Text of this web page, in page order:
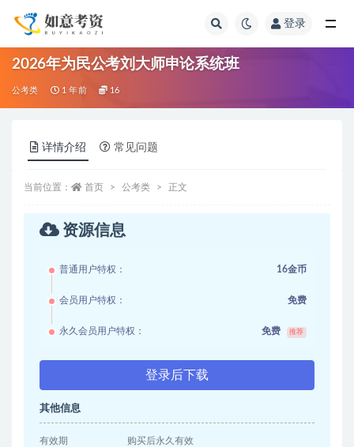
登录
2026年为民公考刘大师申论系统班
公考类 1 年前 16
详情介绍 常见问题
当前位置： 首页 公考类 正文
资源信息
普通用户特权： 16金币
会员用户特权： 免费
永久会员用户特权： 免费 推荐
登录后下载
其他信息
有效期 购买后永久有效